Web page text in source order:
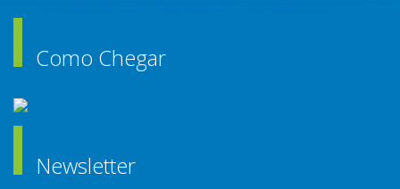
Como Chegar
Newsletter